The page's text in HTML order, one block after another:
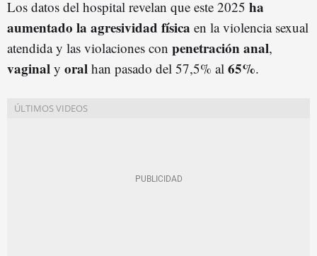
Los datos del hospital revelan que este 2025 ha
aumentado la agresividad física en la violencia sexual
atendida y las violaciones con penetración anal,
vaginal y oral han pasado del 57,5% al 65%.